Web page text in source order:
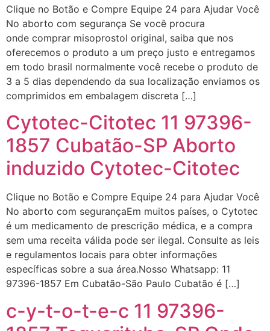
Clique no Botão e Compre Equipe 24 para Ajudar Você
No aborto com segurança Se você procura
onde comprar misoprostol original, saiba que nos
oferecemos o produto a um preço justo e entregamos
em todo brasil normalmente você recebe o produto de
3 a 5 dias dependendo da sua localização enviamos os
comprimidos em embalagem discreta […]
Cytotec-Citotec 11 97396-
1857 Cubatão-SP Aborto
induzido Cytotec-Citotec
Clique no Botão e Compre Equipe 24 para Ajudar Você
No aborto com segurançaEm muitos países, o Cytotec
é um medicamento de prescrição médica, e a compra
sem uma receita válida pode ser ilegal. Consulte as leis
e regulamentos locais para obter informações
específicas sobre a sua área.Nosso Whatsapp: 11
97396-1857 Em Cubatão-São Paulo Cubatão é […]
c-y-t-o-t-e-c 11 97396-